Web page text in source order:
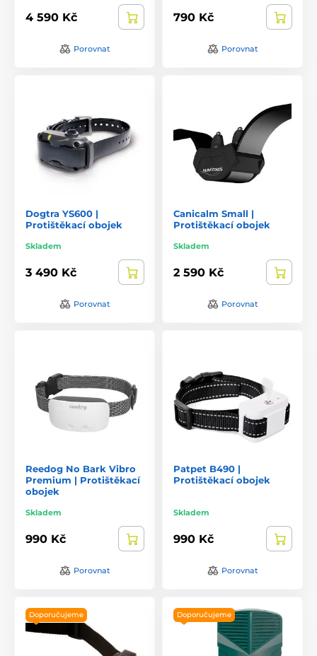
4 590 Kč
Porovnat
790 Kč
Porovnat
Dogtra YS600 |
Protištěkací obojek
Skladem
3 490 Kč
Porovnat
Canicalm Small |
Protištěkací obojek
Skladem
2 590 Kč
Porovnat
Reedog No Bark Vibro
Premium | Protištěkací
obojek
Skladem
990 Kč
Porovnat
Patpet B490 |
Protištěkací obojek
Skladem
990 Kč
Porovnat
Doporučujeme Doporučujeme